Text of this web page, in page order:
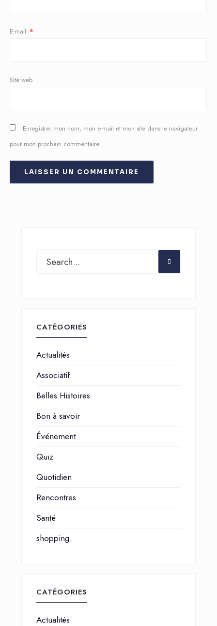
E-mail *
Site web
Enregistrer mon nom, mon e-mail et mon site dans le navigateur
pour mon prochain commentaire.
CATÉGORIES
Actualités
Associatif
Belles Histoires
Bon à savoir
Événement
Quiz
Quotidien
Rencontres
Santé
shopping
CATÉGORIES
Actualités